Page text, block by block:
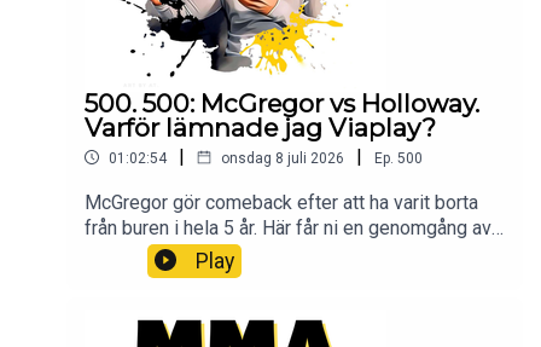
500. 500: McGregor vs Holloway.
Varför lämnade jag Viaplay?
01:02:54 | onsdag 8 juli 2026 | Ep. 500
McGregor gör comeback efter att ha varit borta
från buren i hela 5 år. Här får ni en genomgång av
helgens UFC. Bjuder även på lite historia om hur
podden startade, dess resa fram till idag. Och
och lyssna på podden utan stimreklam, och få
Play